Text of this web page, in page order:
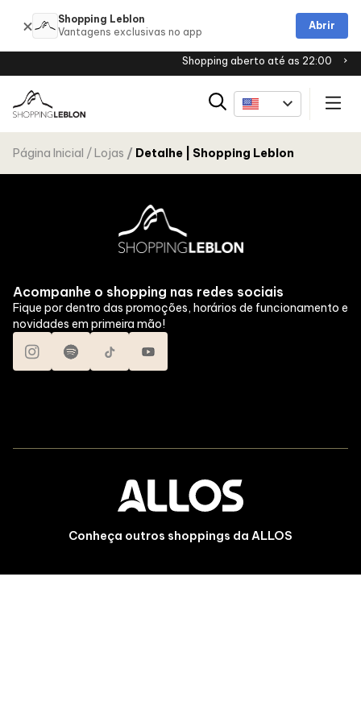
Shopping aberto até as 22:00
Página Inicial Lojas Detalhe | Shopping Leblon
Acompanhe o shopping nas redes sociais
Fique por dentro das promoções, horários de funcionamento e
novidades em primeira mão!
Conheça outros shoppings da ALLOS
Shopping Leblon
Abrir